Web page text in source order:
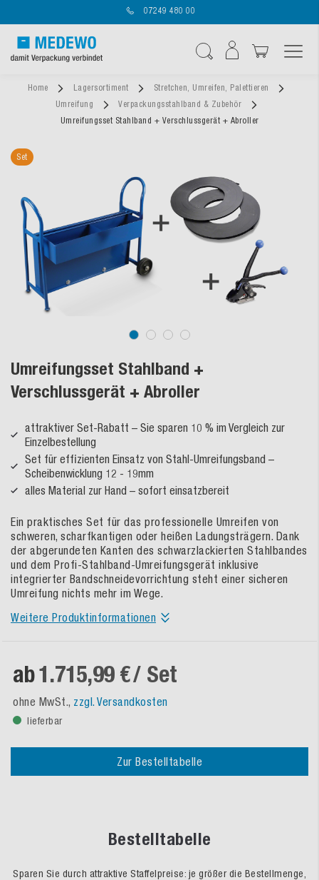
07249 480 00
Home Lagersortiment
Stretchen, Umreifen, Palettieren
Umreifung
Verpackungsstahlband & Zubehör
Umreifungsset Stahlband + Verschlussgerät + Abroller
Set
Umreifungsset Stahlband +
Verschlussgerät + Abroller
attraktiver Set-Rabatt – Sie sparen 10 % im Vergleich zur
Einzelbestellung
Set für effizienten Einsatz von Stahl-Umreifungsband –
Scheibenwicklung 12 - 19mm
alles Material zur Hand – sofort einsatzbereit
Ein praktisches Set für das professionelle Umreifen von
schweren, scharfkantigen oder heißen Ladungsträgern. Dank
der abgerundeten Kanten des schwarzlackierten Stahlbandes
und dem Profi-Stahlband-Umreifungsgerät inklusive
integrierter Bandschneidevorrichtung steht einer sicheren
Umreifung nichts mehr im Wege.
Weitere Produktinformationen
ab1.715,99 €/ Set
ohne MwSt., zzgl. Versandkosten
lieferbar
Zur Bestelltabelle
Bestelltabelle
Sparen Sie durch attraktive Staffelpreise: je größer die Bestellmenge,